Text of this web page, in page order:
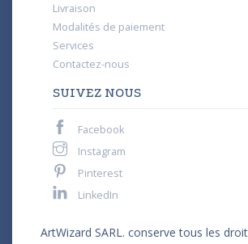
Livraison
Modalités de paiement
Services
Contactez-nous
SUIVEZ NOUS
Facebook
Instagram
Pinterest
LinkedIn
ArtWizard SARL. conserve tous les